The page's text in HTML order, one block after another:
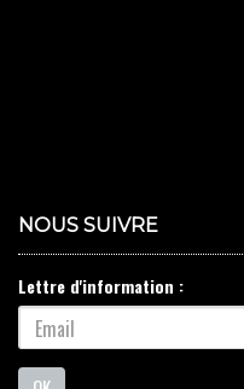
NOUS SUIVRE
Lettre d'information :